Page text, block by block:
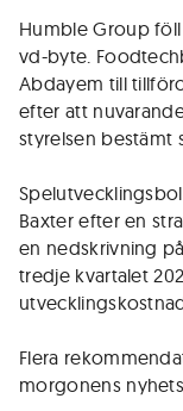
Humble Group
vd-byte.
Abdayem till
efter att
styrelsen bestämt
Baxter efter en
en nedskrivning
tredje kvartalet
Flera
morgonens